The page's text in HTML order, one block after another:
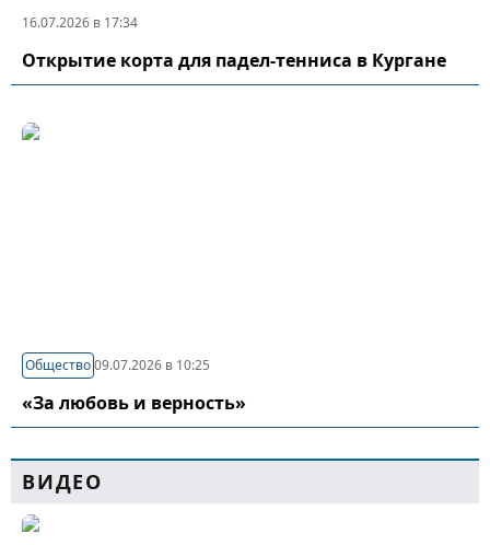
16.07.2026 в 17:34
Открытие корта для падел-тенниса в Кургане
Общество09.07.2026 в 10:25
«За любовь и верность»
ВИДЕО